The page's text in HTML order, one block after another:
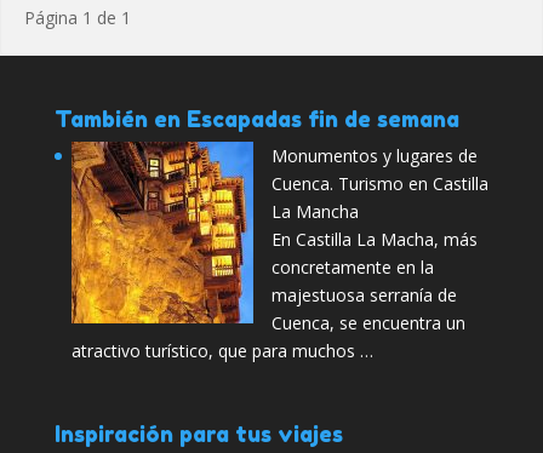
Página 1 de 1
También en Escapadas fin de semana
Monumentos y lugares de
Cuenca. Turismo en Castilla
La Mancha
En Castilla La Macha, más
concretamente en la
majestuosa serranía de
Cuenca, se encuentra un
atractivo turístico, que para muchos …
Inspiración para tus viajes